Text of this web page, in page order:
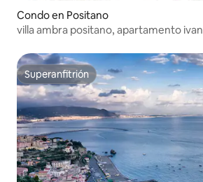
Condo en Positano
villa ambra positano, apartamento ivan
Superanfitrión
Superanfitrión